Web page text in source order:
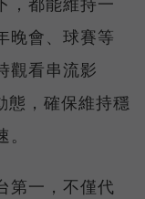
晚會、球賽等
觀看串流影
態，確保維持穩
第一，不僅代